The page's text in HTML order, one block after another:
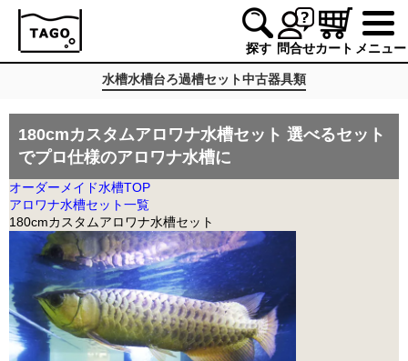
探す 問合せカート メニュー
水槽水槽台ろ過槽セット中古器具類
180cmカスタムアロワナ水槽セット 選べるセット
でプロ仕様のアロワナ水槽に
オーダーメイド水槽TOP
アロワナ水槽セット一覧
180cmカスタムアロワナ水槽セット